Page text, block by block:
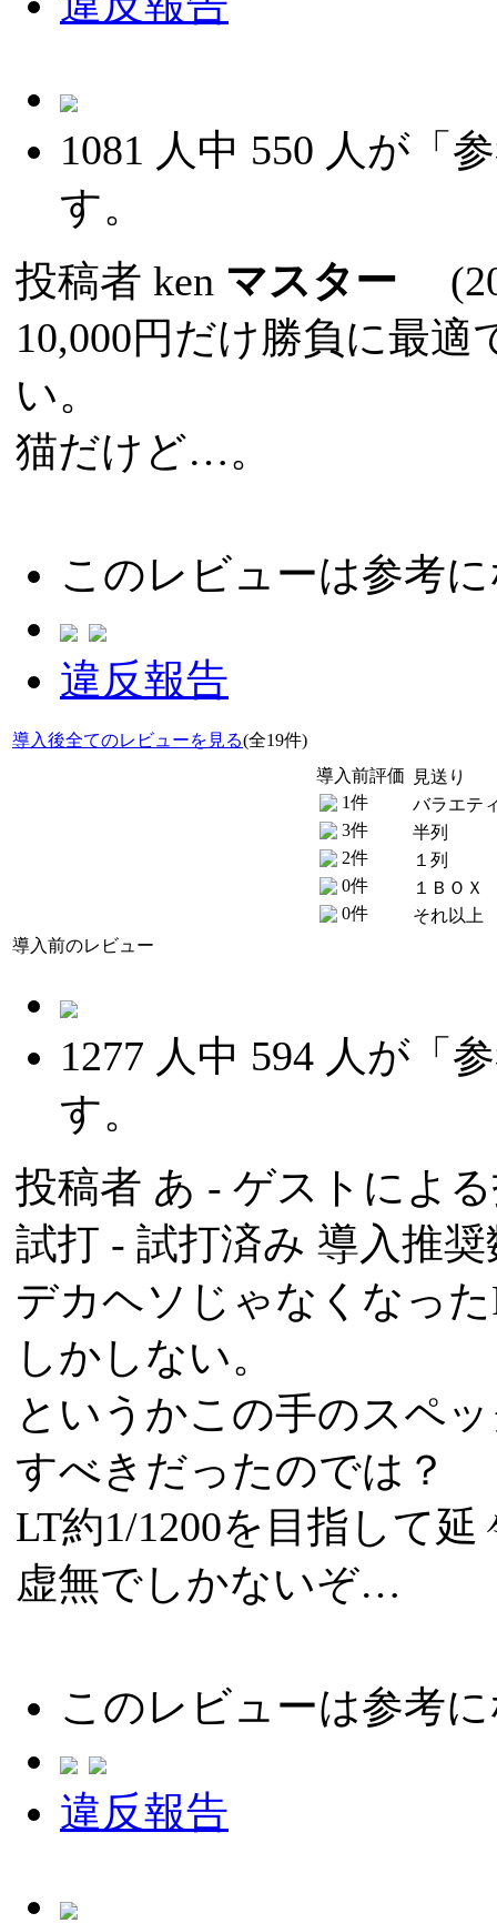
1081 人中 550 人が「
す。
投稿者 ken マスター
10,000円だけ勝負に最
い。
猫だけど…。
このレビューは参考
違反報告
導入後全てのレビューを見る(全19件)
導入前評価
1件
3件
2件
0件
0件
見送り
バラエテ
半列
１列
１ＢＯＸ
それ以上
導入前のレビュー
1277 人中 594 人が「
す。
投稿者 あ - ゲストによ
試打 - 試打済み 導入推
デカヘソじゃなくなっ
しかしない。
というかこの手のスペ
すべきだったのでは？
LT約1/1200を目指して
虚無でしかないぞ…
このレビューは参考
違反報告